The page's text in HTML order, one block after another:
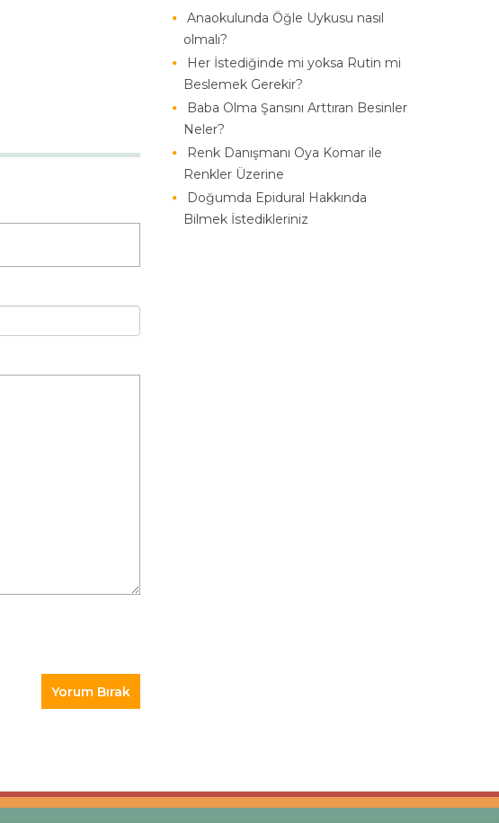
Anaokulunda Öğle Uykusu nasıl
olmalı?
Her İstediğinde mi yoksa Rutin mi
Beslemek Gerekir?
Baba Olma Şansını Arttıran Besinler
Neler?
Renk Danışmanı Oya Komar ile
Renkler Üzerine
Doğumda Epidural Hakkında
Bilmek İstedikleriniz